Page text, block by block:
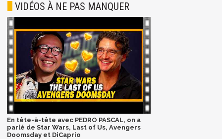
VIDÉOS À NE PAS MANQUER
En tête-à-tête avec PEDRO PASCAL, on a
parlé de Star Wars, Last of Us, Avengers
Doomsday et DiCaprio